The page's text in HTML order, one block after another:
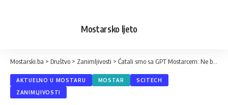
Mostarsko ljeto
Mostarski.ba > Društvo > Zanimljivosti > Ćatali smo sa GPT Mostarcem: Ne biste vjerovali koliko dobro nas poznaje
AKTUELNO U MOSTARU MOSTAR
SCITECH
ZANIMLJIVOSTI